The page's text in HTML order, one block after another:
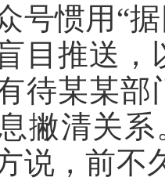
号惯用“
目推送，
待某某部
撇清关
说，前不